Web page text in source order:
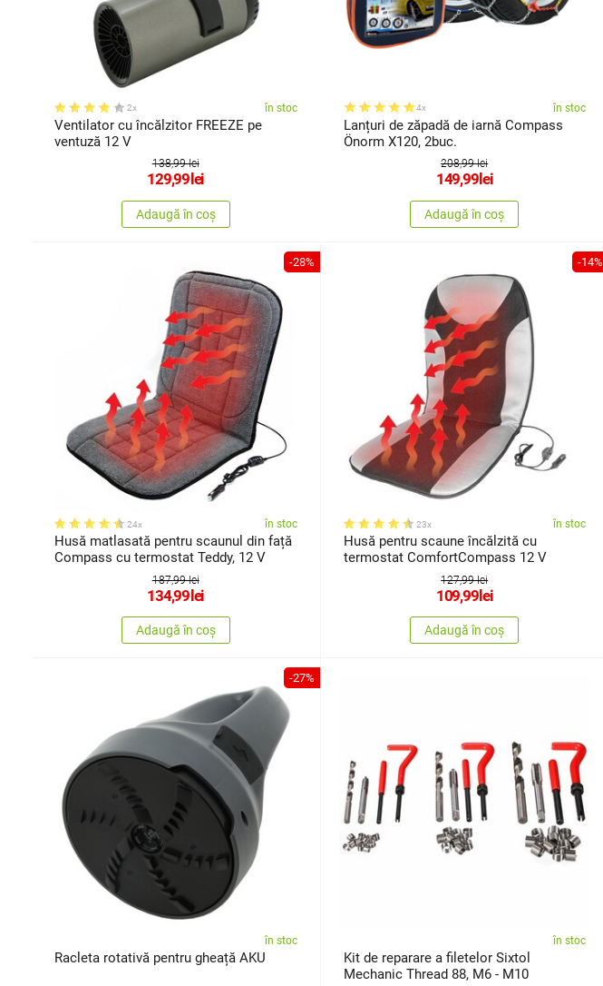
2x în stoc
Ventilator cu încălzitor FREEZE pe
ventuză 12 V
138,99 lei
129,99 lei
Adaugă în coș
4x în stoc
Lanțuri de zăpadă de iarnă Compass
Önorm X120, 2buc.
208,99 lei
149,99 lei
Adaugă în coș
-28%
24x în stoc
Husă matlasată pentru scaunul din față
Compass cu termostat Teddy, 12 V
187,99 lei
134,99lei
Adaugă în coș
-14%
23x în stoc
Husă pentru scaune încălzită cu
termostat ComfortCompass 12 V
127,99 lei
109,99lei
Adaugă în coș
-27%
în stoc
Racleta rotativă pentru gheață AKU
în stoc
Kit de reparare a filetelor Sixtol
Mechanic Thread 88, M6 - M10